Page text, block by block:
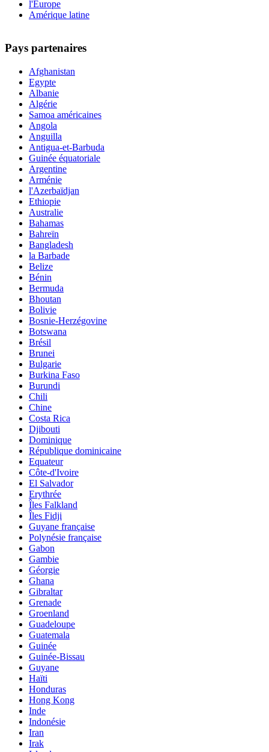
l'Europe
Amérique latine
Pays partenaires
Afghanistan
Egypte
Albanie
Algérie
Samoa américaines
Angola
Anguilla
Antigua-et-Barbuda
Guinée équatoriale
Argentine
Arménie
l'Azerbaïdjan
Ethiopie
Australie
Bahamas
Bahreïn
Bangladesh
la Barbade
Belize
Bénin
Bermuda
Bhoutan
Bolivie
Bosnie-Herzégovine
Botswana
Brésil
Brunei
Bulgarie
Burkina Faso
Burundi
Chili
Chine
Costa Rica
Djibouti
Dominique
République dominicaine
Equateur
Côte-d'Ivoire
El Salvador
Erythrée
Îles Falkland
Îles Fidji
Guyane française
Polynésie française
Gabon
Gambie
Géorgie
Ghana
Gibraltar
Grenade
Groenland
Guadeloupe
Guatemala
Guinée
Guinée-Bissau
Guyane
Haïti
Honduras
Hong Kong
Inde
Indonésie
Iran
Irak